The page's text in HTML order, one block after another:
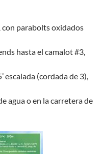
con parabolts oxidados
hasta el camalot #3,
escalada (cordada de 3),
agua o en la carretera de